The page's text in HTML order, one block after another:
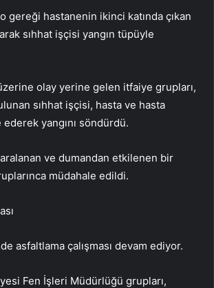
gereği hastanenin ikinci katında çıkan
sıhhat işçisi yangın tüpüyle
olay yerine gelen itfaiye grupları,
sıhhat işçisi, hasta ve hasta
ederek yangını söndürdü.
ve dumandan etkilenen bir
müdahale edildi.
asfaltlama çalışması devam ediyor.
Fen İşleri Müdürlüğü grupları,